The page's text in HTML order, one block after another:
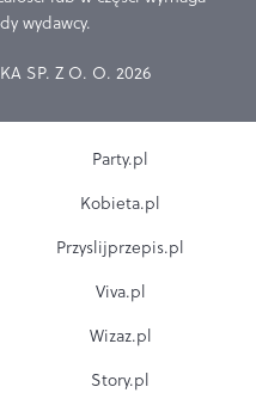
wydawcy.
SP. Z O. O. 2026
Party.pl
Kobieta.pl
Przyslijprzepis.pl
Viva.pl
Wizaz.pl
Story.pl